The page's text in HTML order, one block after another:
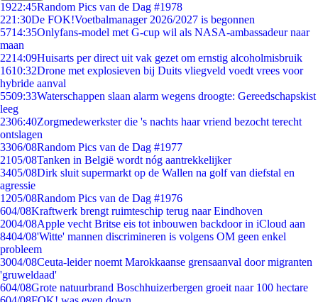
1922:45Random Pics van de Dag #1978
221:30De FOK!Voetbalmanager 2026/2027 is begonnen
5714:35Onlyfans-model met G-cup wil als NASA-ambassadeur naar
maan
2214:09Huisarts per direct uit vak gezet om ernstig alcoholmisbruik
1610:32Drone met explosieven bij Duits vliegveld voedt vrees voor
hybride aanval
5509:33Waterschappen slaan alarm wegens droogte: Gereedschapskist
leeg
2306:40Zorgmedewerkster die 's nachts haar vriend bezocht terecht
ontslagen
3306/08Random Pics van de Dag #1977
2105/08Tanken in België wordt nóg aantrekkelijker
3405/08Dirk sluit supermarkt op de Wallen na golf van diefstal en
agressie
1205/08Random Pics van de Dag #1976
604/08Kraftwerk brengt ruimteschip terug naar Eindhoven
2004/08Apple vecht Britse eis tot inbouwen backdoor in iCloud aan
8404/08'Witte' mannen discrimineren is volgens OM geen enkel
probleem
3004/08Ceuta-leider noemt Marokkaanse grensaanval door migranten
'gruweldaad'
604/08Grote natuurbrand Boschhuizerbergen groeit naar 100 hectare